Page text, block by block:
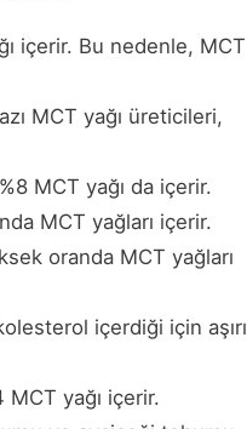
içerir. Bu nedenle, MCT
MCT yağı üreticileri,
MCT yağı da içerir.
MCT yağları içerir.
oranda MCT yağları
içerdiği için aşırı
MCT yağı içerir.